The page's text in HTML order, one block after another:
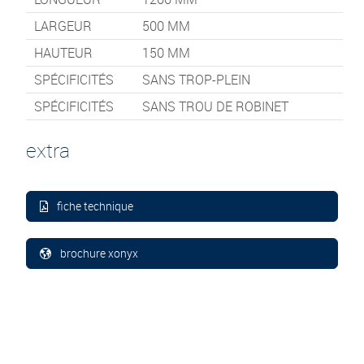
LARGEUR
500 MM
HAUTEUR
150 MM
SPÉCIFICITÉS
SANS TROP-PLEIN
SPÉCIFICITÉS
SANS TROU DE ROBINET
extra
fiche technique
brochure xonyx